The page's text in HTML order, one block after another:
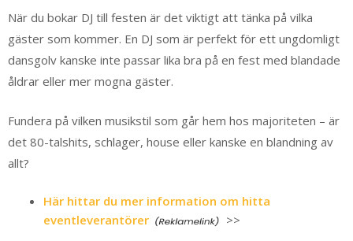
När du bokar DJ till festen är det viktigt att tänka på vilka
gäster som kommer. En DJ som är perfekt för ett ungdomligt
dansgolv kanske inte passar lika bra på en fest med blandade
åldrar eller mer mogna gäster.
Fundera på vilken musikstil som går hem hos majoriteten – är
det 80-talshits, schlager, house eller kanske en blandning av
allt?
Här hittar du mer information om hitta
eventleverantörer
>>